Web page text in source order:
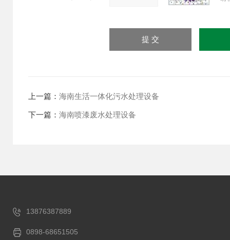
上一篇： 海南生活一体化污水处理设备
下一篇： 海南喷漆废水处理设备
13876387889
0898-68651505